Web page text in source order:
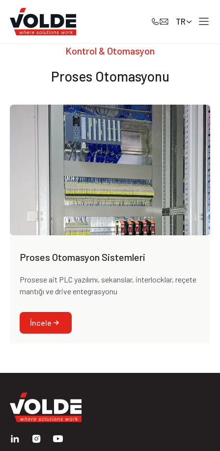
TR
Kontrol & Otomasyon
Proses Otomasyonu
Proses Otomasyon Sistemleri
Prosese ait PLC yazılımı, sekanslar, interlocklar, reçete
mantığı ve drive entegrasyonu
İncele